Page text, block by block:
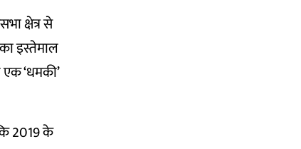
क्षेत्र से
इस्तेमाल
एक ‘धमकी’
2019 के